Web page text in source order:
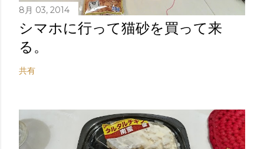
8月 03, 2014
シマホに行って猫砂を買って来
る。
共有